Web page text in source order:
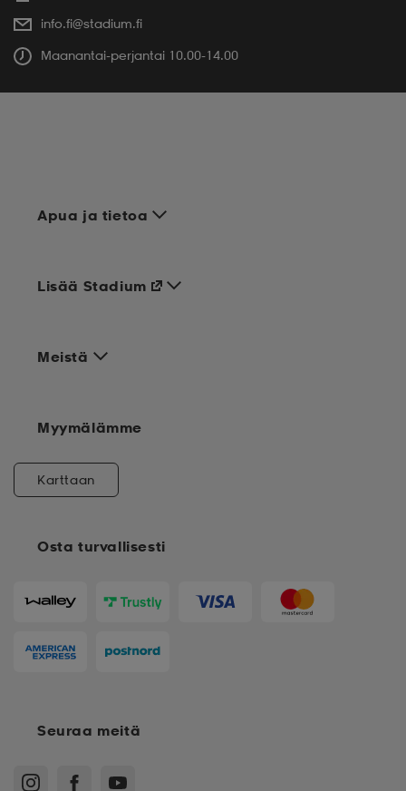
info.fi@stadium.fi
Maanantai-perjantai 10.00-14.00
Apua ja tietoa
Meistä
Osta turvallisesti
Lisää Stadium
Myymälämme
Karttaan
Seuraa meitä